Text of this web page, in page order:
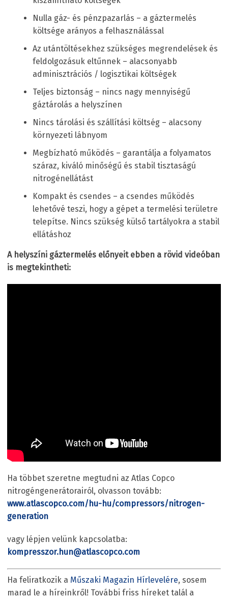
Nulla gáz- és pénzpazarlás – a gáztermelés
költsége arányos a felhasználással
Az utántöltésekhez szükséges megrendelések és
feldolgozásuk eltűnnek – alacsonyabb
adminisztrációs / logisztikai költségek
Teljes biztonság – nincs nagy mennyiségű
gáztárolás a helyszínen
Nincs tárolási és szállítási költség – alacsony
környezeti lábnyom
Megbízható működés – garantálja a folyamatos
száraz, kiváló minőségű és stabil tisztaságú
nitrogénellátást
Kompakt és csendes – a csendes működés
lehetővé teszi, hogy a gépet a termelési területre
telepítse. Nincs szükség külső tartályokra a stabil
ellátáshoz
A helyszíni gáztermelés előnyeit ebben a rövid videóban
is megtekintheti:
Ha többet szeretne megtudni az Atlas Copco
nitrogéngenerátorairól, olvasson tovább:
www.atlascopco.com/hu-hu/compressors/nitrogen-
generation
vagy lépjen velünk kapcsolatba:
kompresszor.hun@atlascopco.com
Ha feliratkozik a Műszaki Magazin Hírlevelére, sosem
marad le a híreinkről! További friss híreket talál a